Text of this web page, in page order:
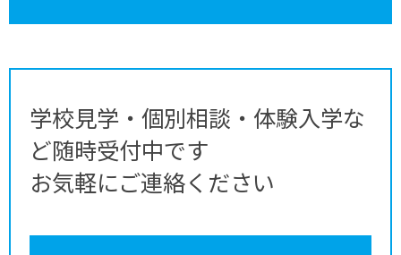
学校見学・個別相談・体験入学な
ど随時受付中です
お気軽にご連絡ください